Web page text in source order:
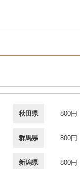
秋田県 800円
群馬県 800円
新潟県 800円